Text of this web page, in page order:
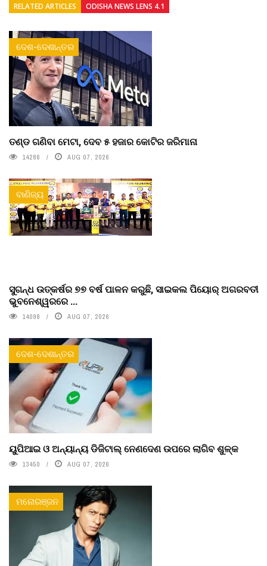
RELATED ARTICLES ODISHA NEWS LENS 4.1
ଦେଶ-ଦେଶାନ୍ତର
ତଣ୍ଡ ଗଣିବା ମେଟା, ଦେବ ୫ ହଜାର କୋଟିର ଜରିମାନା
14286 AUG 07, 2026
ବାଣିଜ୍ୟ
ସୁଗନ୍ଧ ଉତ୍କର୍ଷର ୭୭ ବର୍ଷ ପାଳନ କରୁଛି, ସାଇକଲ ପିୟୋର୍‌ ଅଗରବତୀ
ଭୁବନେଶ୍ୱରରେ ...
14098 AUG 07, 2026
ଦେଶ-ଦେଶାନ୍ତର
ୟୁପିଆଇ ଓ ଅନ୍ୟାନ୍ୟ ଡିଜିଟାଲ୍ ନେଣଦେଣ ଉପରେ ଲାଗିବ ଶୁଳ୍କ
13450 AUG 07, 2026
ମନୋରଞ୍ଜନ